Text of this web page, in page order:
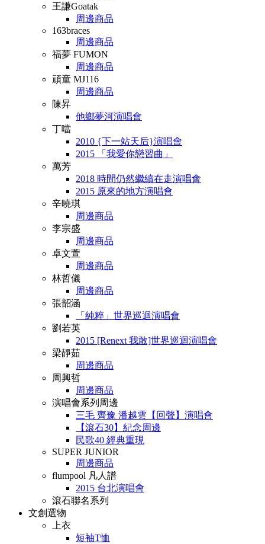
王謙Goatak
周邊商品
163braces
周邊商品
福夢 FUMON
周邊商品
頑童 MJ116
周邊商品
陳昇
他鄉夢河演唱會
丁噹
2010 {下一站天后}演唱會
2015 「我愛你戀習曲」
萬芳
2018 時間仍然繼續在走演唱會
2015 原來的地方演唱會
辛曉琪
周邊商品
李宗盛
周邊商品
卓文萱
周邊商品
林哲儀
周邊商品
張韶涵
「純粹」世界巡迴演唱會
劉若英
2015 [Renext 我敢]世界巡迴演唱會
梁靜茹
周邊商品
周興哲
周邊商品
演唱會系列周邊
三毛 齊豫 潘越雲【回聲】演唱會
【滾石30】紀念周邊
民歌40 經典重現
SUPER JUNIOR
周邊商品
flumpool 凡人譜
2015 台北演唱會
滾石聯名系列
文創選物
上衣
短袖T恤